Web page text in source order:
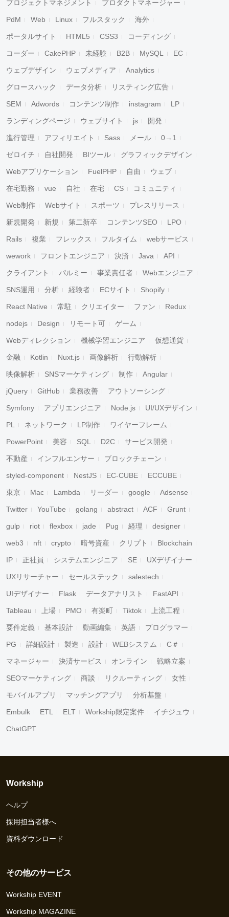
プロジェクトマネジメント プロダクトマネージャー
PdM Web Linux フルスタック 海外
ポータルサイト HTML5 CSS3 コーディング
コーダー CakePHP 未経験 B2B MySQL EC
ウェブデザイン ウェブメディア Analytics
グロースハック データ分析 リスティング広告
SEM Adwords コンテンツ制作 instagram LP
ランディングページ ウェブサイト js 開発
進行管理 アフィリエイト Sass メール 0→1
ゼロイチ 自社開発 BIツール グラフィックデザイン
Webアプリケーション FuelPHP 自由 ウェブ
在宅勤務 vue 自社 在宅 CS コミュニティ
Web制作 Webサイト スポーツ プレスリリース
新規開発 新規 第二新卒 コンテンツSEO LPO
Rails 複業 フレックス フルタイム webサービス
wework フロントエンジニア 決済 Java API
クライアント パルミー 事業責任者 Webエンジニア
SNS運用 分析 経験者 ECサイト Shopify
React Native 常駐 クリエイター ファン Redux
nodejs Design リモート可 ゲーム
Webディレクション 機械学習エンジニア 仮想通貨
金融 Kotlin Nuxt.js 画像解析 行動解析
映像解析 SNSマーケティング 制作 Angular
jQuery GitHub 業務改善 アウトソーシング
Symfony アプリエンジニア Node.js UI/UXデザイン
PL ネットワーク LP制作 ワイヤーフレーム
PowerPoint 美容 SQL D2C サービス開発
不動産 インフルエンサー ブロックチェーン
styled-component NestJS EC-CUBE ECCUBE
東京 Mac Lambda リーダー google Adsense
Twitter YouTube golang abstract ACF Grunt
gulp riot flexbox jade Pug 経理 designer
web3 nft crypto 暗号資産 クリプト Blockchain
IP 正社員 システムエンジニア SE UXデザイナー
UXリサーチャー セールステック salestech
UIデザイナー Flask データアナリスト FastAPI
Tableau 上場 PMO 有楽町 Tiktok 上流工程
要件定義 基本設計 動画編集 英語 プログラマー
PG 詳細設計 製造 設計 WEBシステム C＃
マネージャー 決済サービス オンライン 戦略立案
SEOマーケティング 商談 リクルーティング 女性
モバイルアプリ マッチングアプリ 分析基盤
Embulk ETL ELT Workship限定案件 イチジュウ
ChatGPT
Workship
ヘルプ
採用担当者様へ
資料ダウンロード
その他のサービス
Workship EVENT
Workship MAGAZINE